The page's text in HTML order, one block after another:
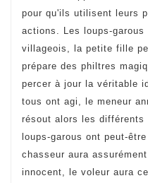
pour qu'ils utilisent leurs
actions. Les loups-garous
villageois, la petite fille
prépare des philtres
percer à jour la véritable
tous ont agi, le meneur
résout alors les différents
loups-garous ont peut-
chasseur aura
innocent, le voleur aura